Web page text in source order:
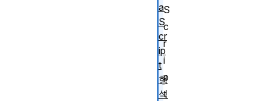
S
c
r
i
p
t
a
S
cr
ip
t
형
식